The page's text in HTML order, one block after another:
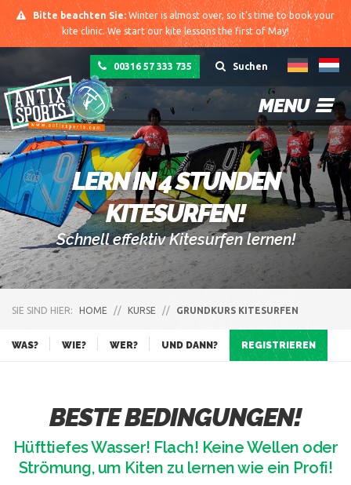
Bitte beachten Sie: Winter is almost over, so it's time to book your
kite clinic. We start our kite lessons the first of May!
Suchen
00316 57 333 735
MENU
LERN IN 4 STUNDEN
KITESURFEN!
Schnell effektiv Kitesurfen lernen!
SIE SIND HIER: HOME // KURSE // GRUNDKURS KITESURFEN
WAS? WIE? WER? UND DANN? REGISTRIEREN
BESTE BEDINGUNGEN!
Hüfttiefes Wasser! Flach! Keine Wellen oder
Strömung, um Kiten zu lernen wie ein Profi!